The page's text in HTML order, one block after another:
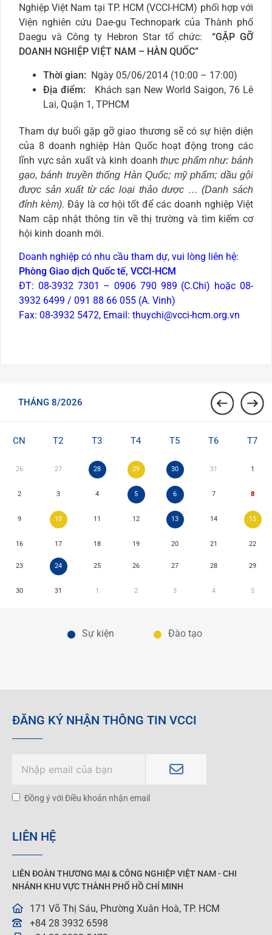
Nghiệp Việt Nam tại TP. HCM (VCCI-HCM) phối hợp với
Viện nghiên cứu Dae-gu Technopark của Thành phố
Daegu và Công ty Hebron Star tổ chức:
“GẶP GỠ
DOANH NGHIỆP VIỆT NAM – HÀN QUỐC”
Thời gian: Ngày 05/06/2014 (10:00 – 17:00)
Địa điểm: Khách sạn New World Saigon, 76 Lê
Lai, Quận 1, TPHCM
Tham dự buổi gặp gỡ giao thương sẽ có sự hiện diện
của 8 doanh nghiệp Hàn Quốc hoạt động trong các
lĩnh vực sản xuất và kinh doanh thực phẩm như: bánh
gạo, bánh truyền thống Hàn Quốc; mỹ phẩm; dầu gội
được sản xuất từ các loại thảo dược … (Danh sách
đính kèm). Đây là cơ hội tốt để các doanh nghiệp Việt
Nam cập nhật thông tin về thị trường và tìm kiếm cơ
hội kinh doanh mới.
Doanh nghiệp có nhu cầu tham dự, vui lòng liên hệ:
Phòng Giao dịch Quốc tế, VCCI-HCM
ĐT: 08-3932 7301 – 0906 790 989 (C.Chi) hoặc 08-
3932 6499 / 091 88 66 055 (A. Vinh)
Fax: 08-3932 5472, Email: thuychi@vcci-hcm.org.vn
THÁNG 8/2026
CN T2 T3 T4 T5 T6 T7
26 27 28 29 30 31 1
2 3 4 5 6 7 8
9 10 11 12 13 14 15
16 17 18 19 20 21 22
23 24 25 26 27 28 29
30 31 1 2 3 4 5
Sự kiện Đào tạo
ĐĂNG KÝ NHẬN THÔNG TIN VCCI
Đồng ý với Điều khoản nhận email
LIÊN HỆ
LIÊN ĐOÀN THƯƠNG MẠI &CÔNG NGHIỆPVIỆT NAM - CHI
NHÁNH KHU VỰC THÀNH PHỐ HỒ CHÍ MINH
171 Võ Thị Sáu, Phường Xuân Hoà, TP. HCM
+84 28 3932 6598